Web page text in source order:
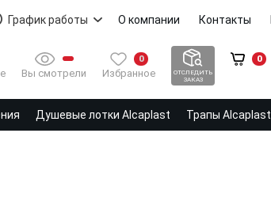
График работы О компании Контакты
Вы смотрели
0
Избранное
ОТСЛЕДИТЬ
ЗАКАЗ
0
Душевые лотки Alcaplast Трапы Alcaplast